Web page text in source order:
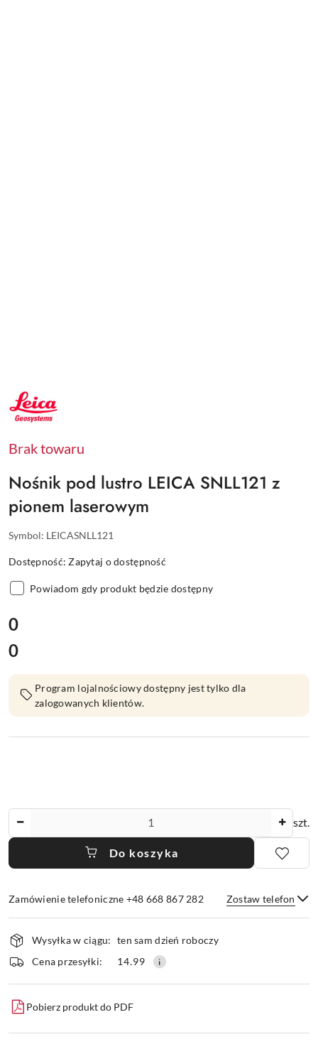
NAZWA
PRODUCENTA:
LEICA
Brak towaru
Nośnik pod lustro LEICA SNLL121 z
pionem laserowym
Symbol: LEICASNLL121
Dostępność:Zapytaj o dostępność
Powiadom gdy produkt będzie dostępny
cena:
0
Cena:
0
Program lojalnościowy dostępny jest tylko dla
zalogowanych klientów.
szt.
Do koszyka
Zamówienie telefoniczne +48 668 867 282 Zostaw telefon
Wyślij
Dostępność
i
dostawa
Wysyłka w ciągu: ten sam dzień roboczy
Cena przesyłki:
14.99
Pobierz produkt do PDF